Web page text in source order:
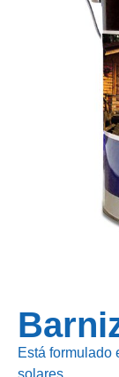
Está formulado